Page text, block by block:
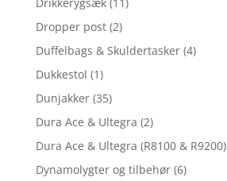
Dropper post (2)
Duffelbags & Skuldertasker (4)
Dukkestol (1)
Dunjakker (35)
Dura Ace & Ultegra (2)
Dura Ace & Ultegra (R8100 & R9200)
Dynamolygter og tilbehør (6)